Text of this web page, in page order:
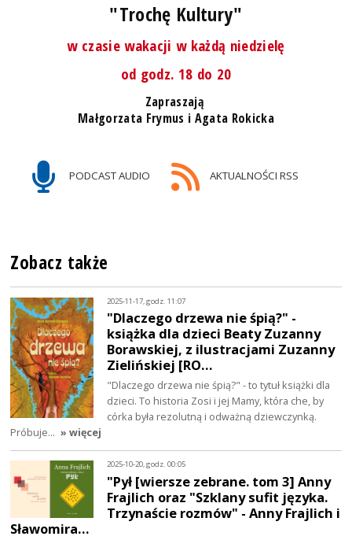
"Trochę Kultury"
w czasie wakacji w każdą niedzielę
od godz. 18 do 20
Zapraszają
Małgorzata Frymus i Agata Rokicka
PODCAST AUDIO AKTUALNOŚCI RSS
Zobacz także
2025-11-17, godz. 11:07
"Dlaczego drzewa nie śpią?" -
książka dla dzieci Beaty Zuzanny
Borawskiej, z ilustracjami Zuzanny
Zielińskiej [RO…
"Dlaczego drzewa nie śpią?" - to tytuł książki dla
dzieci. To historia Zosi i jej Mamy, która che, by
córka była rezolutną i odważną dziewczynką.
Próbuje… » więcej
2025-10-20, godz. 00:05
"Pył [wiersze zebrane. tom 3] Anny
Frajlich oraz "Szklany sufit języka.
Trzynaście rozmów" - Anny Frajlich i
Sławomira…